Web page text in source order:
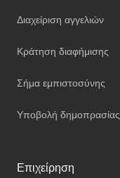
Διαχείριση αγγελιών
Κράτηση διαφήμισης
Σήμα εμπιστοσύνης
Υποβολή δημοπρασίας
Επιχείρηση